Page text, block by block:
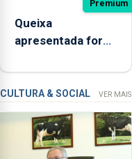
estado
interditada
devido
microbiológica”,
pela
terceira
vez
Premium
Queixa
apresentada fora
condenação por
violação
CULTURA & SOCIAL VER MAIS